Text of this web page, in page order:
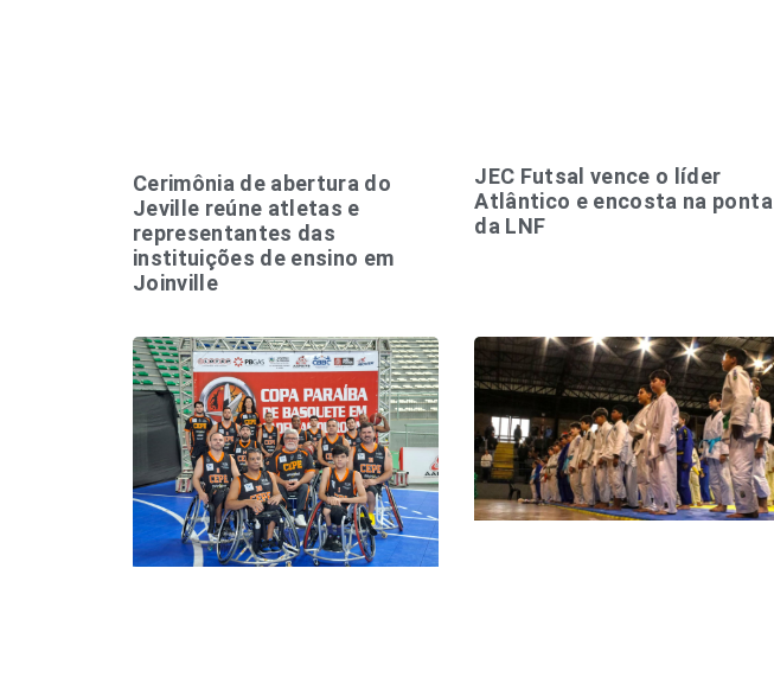
Cerimônia de abertura do
Jeville reúne atletas e
representantes das
instituições de ensino em
Joinville
JEC Futsal vence o líder
Atlântico e encosta na ponta
da LNF